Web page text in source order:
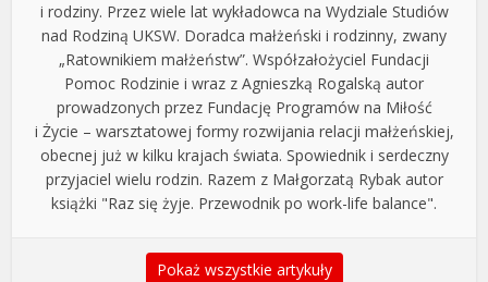
i rodziny. Przez wiele lat wykładowca na Wydziale Studiów
nad Rodziną UKSW. Doradca małżeński i rodzinny, zwany
„Ratownikiem małżeństw”. Współzałożyciel Fundacji
Pomoc Rodzinie i wraz z Agnieszką Rogalską autor
prowadzonych przez Fundację Programów na Miłość
i Życie – warsztatowej formy rozwijania relacji małżeńskiej,
obecnej już w kilku krajach świata. Spowiednik i serdeczny
przyjaciel wielu rodzin. Razem z Małgorzatą Rybak autor
książki "Raz się żyje. Przewodnik po work-life balance".
Pokaż wszystkie artykuły